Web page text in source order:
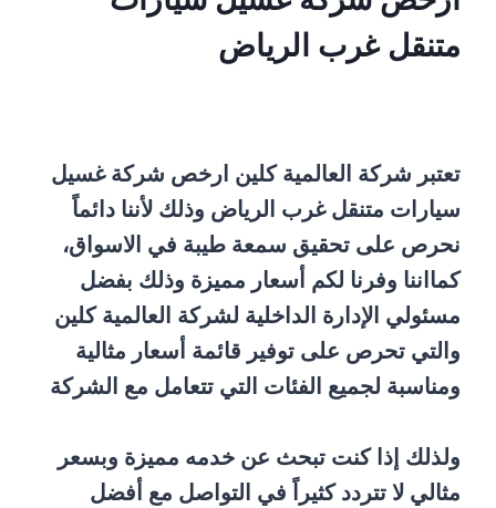
متنقل غرب الرياض
تعتبر شركة العالمية كلين ارخص شركة غسيل
سيارات متنقل غرب الرياض وذلك لأننا دائماً
نحرص على تحقيق سمعة طيبة في الاسواق،
كمااننا وفرنا لكم أسعار مميزة وذلك بفضل
مسئولي الإدارة الداخلية لشركة العالمية كلين
والتي تحرص على توفير قائمة أسعار مثالية
ومناسبة لجميع الفئات التي تتعامل مع الشركة
ولذلك إذا كنت تبحث عن خدمه مميزة وبسعر
مثالي لا تتردد كثيراً في التواصل مع أفضل